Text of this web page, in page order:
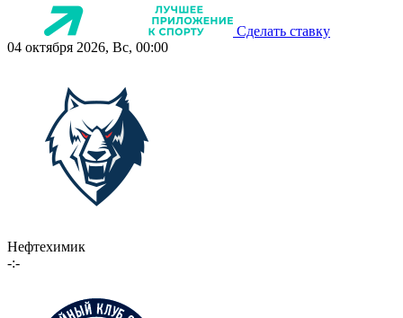
Сделать ставку
04 октября 2026, Вс, 00:00
Нефтехимик
-:-